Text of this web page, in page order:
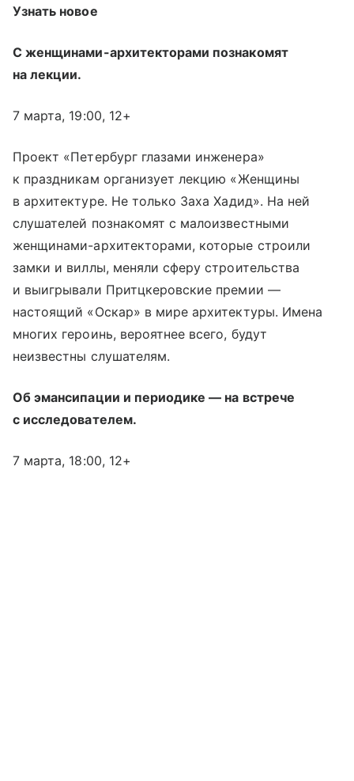
Узнать новое
С женщинами-архитекторами познакомят
на лекции.
7 марта, 19:00, 12+
Проект «Петербург глазами инженера»
к праздникам организует лекцию «Женщины
в архитектуре. Не только Заха Хадид». На ней
слушателей познакомят с малоизвестными
женщинами-архитекторами, которые строили
замки и виллы, меняли сферу строительства
и выигрывали Притцкеровские премии —
настоящий «Оскар» в мире архитектуры. Имена
многих героинь, вероятнее всего, будут
неизвестны слушателям.
Об эмансипации и периодике — на встрече
с исследователем.
7 марта, 18:00, 12+